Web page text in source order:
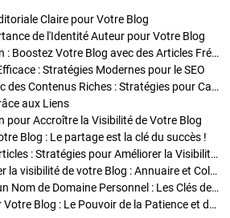
Claire pour Votre Blog
de l'Identité Auteur pour Votre Blog
Stratégies de Publication : Boostez Votre Blog avec des Articles Fréquents et Exclusifs
: Stratégies Modernes pour le SEO
Enrichir Vos Articles avec des Contenus Riches : Stratégies pour Captiver et Optimiser
aux Liens
pour Accroître la Visibilité de Votre Blog
Blog : Le partage est la clé du succès !
Optimisation SEO des Articles : Stratégies pour Améliorer la Visibilité de Votre Blog
Stratégies pour améliorer la visibilité de votre Blog : Annuaire et Collaborations
Pourquoi Investir dans un Nom de Domaine Personnel : Les Clés de la Réussite de Votre Blog
Comment Faire Émerger Votre Blog : Le Pouvoir de la Patience et de la Persévérance